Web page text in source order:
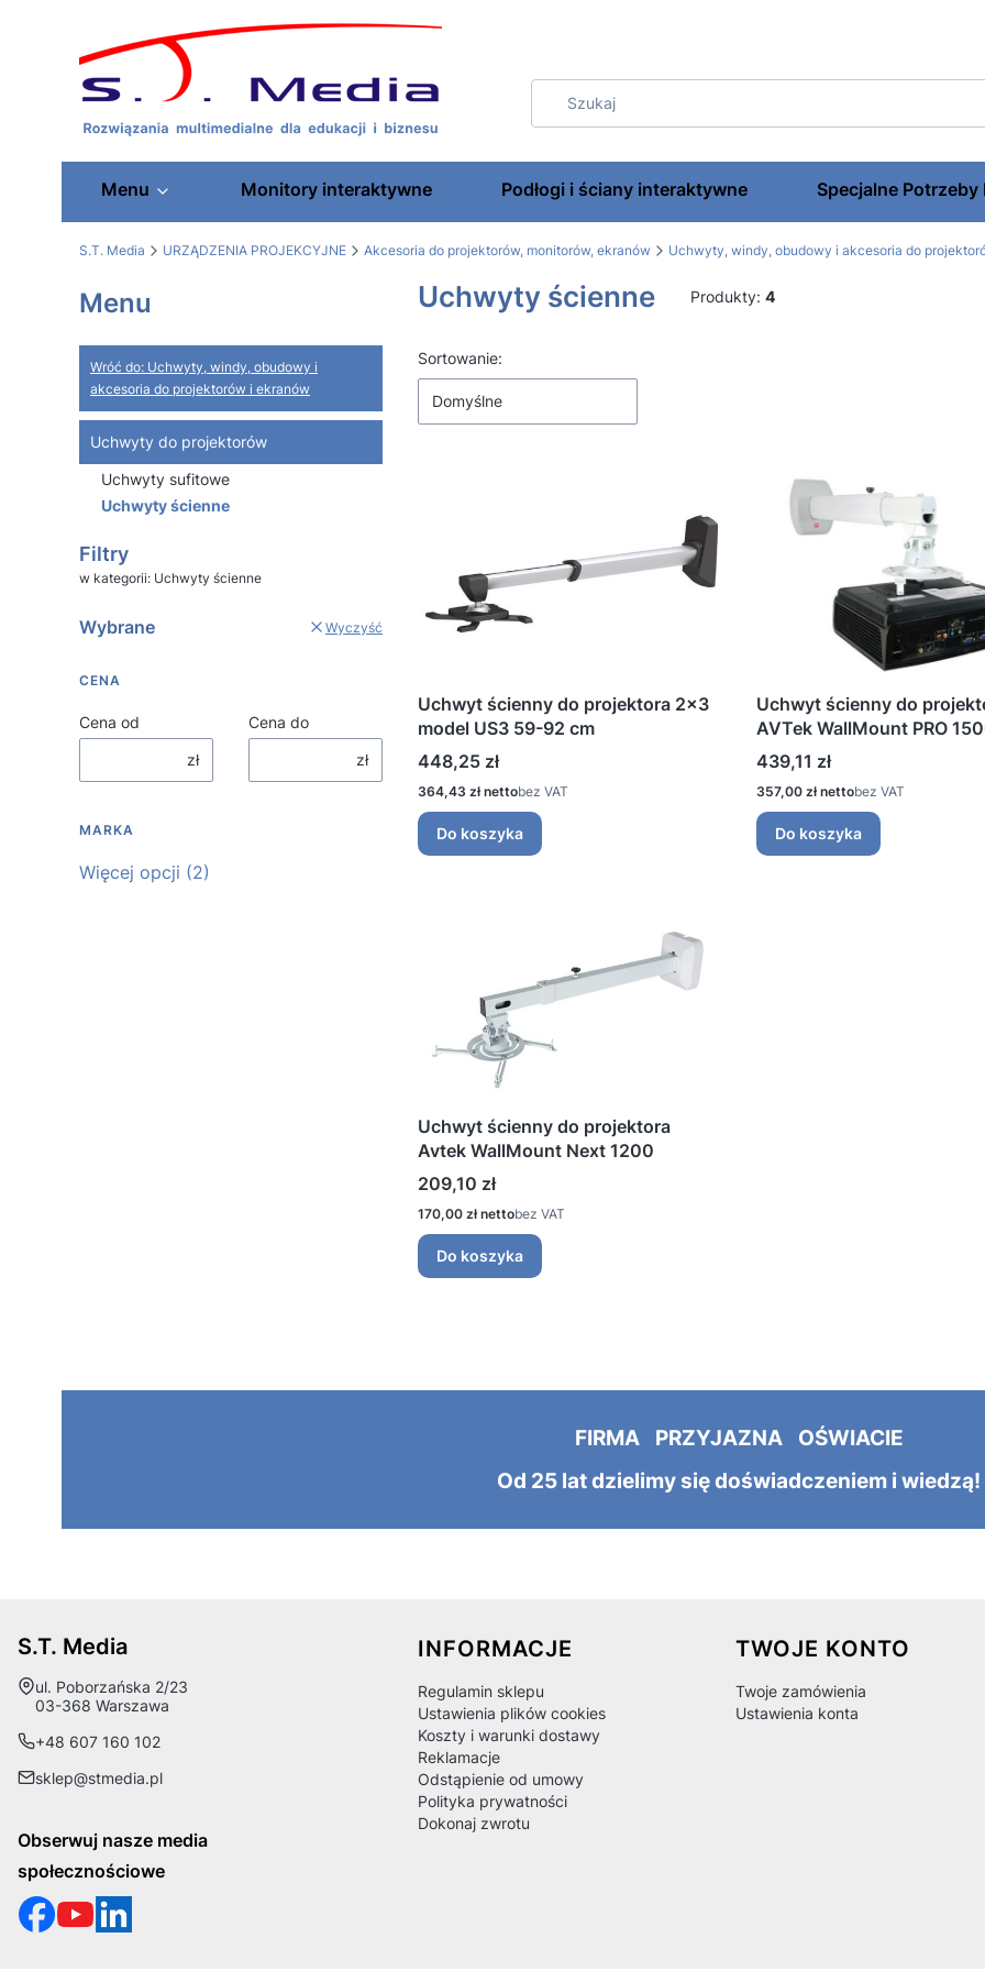
Menu Monitory interaktywne Podłogi i ściany interaktywne Specjalne Potrzeby
S.T. Media URZĄDZENIA PROJEKCYJNE Akcesoria do projektorów, monitorów, ekranów Uchwyty, windy, obudowy i akcesoria do
Menu
Wróć do: Uchwyty, windy, obudowy i
akcesoria do projektorów i ekranów
Uchwyty do projektorów
Uchwyty sufitowe
Uchwyty ścienne
Filtry
w kategorii: Uchwyty ścienne
Wybrane Wyczyść
CENA
Cena od
zł
Cena do
zł
MARKA
Marka
Więcej opcji (2)
Uchwyty ścienne Produkty: 4
Lista produktów
Sortowanie:
Domyślne
Uchwyt ścienny do projektora 2x3
model US3 59-92 cm
Cena
448,25 zł
Cena
364,43 zł bez VAT
Do koszyka
Uchwyt ścienny do
AVTek WallMount PRO
Cena
439,11 zł
Cena
357,00 zł bez VAT
Do koszyka
Uchwyt ścienny do projektora
Avtek WallMount Next 1200
Cena
209,10 zł
Cena
170,00 zł bez VAT
Do koszyka
FIRMA PRZYJAZNA OŚWIACIE
Od 25 lat dzielimy się doświadczeniem i wiedzą!
S.T. Media
Adres:
ul. Poborzańska 2/23
03-368 Warszawa
+48 607 160 102
sklep@stmedia.pl
Obserwuj nasze media
społecznościowe
Linki w stopce
INFORMACJE
Regulamin sklepu
Ustawienia plików cookies
Koszty i warunki dostawy
Reklamacje
Odstąpienie od umowy
Polityka prywatności
Dokonaj zwrotu
TWOJE KONTO
Twoje zamówienia
Ustawienia konta